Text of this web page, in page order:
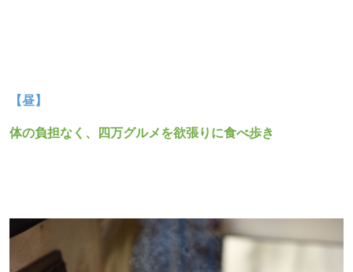
【昼】
体の負担なく、四万グルメを欲張りに食べ歩き